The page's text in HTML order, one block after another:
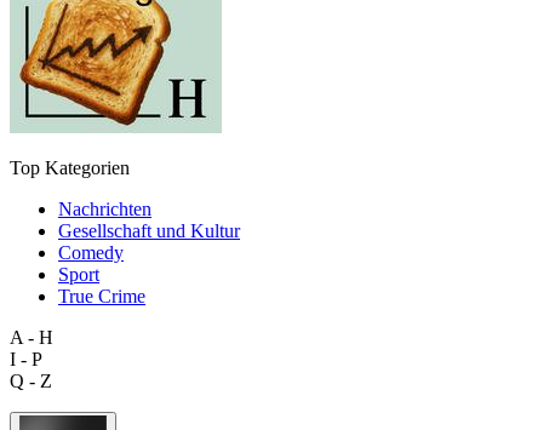
Top Kategorien
Nachrichten
Gesellschaft und Kultur
Comedy
Sport
True Crime
A - H
I - P
Q - Z